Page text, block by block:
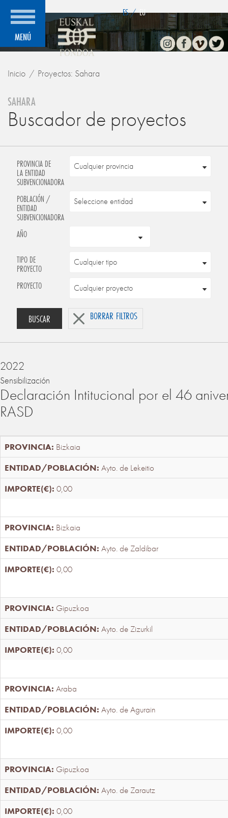
MENÚ
ES / EU
InstagramFacebook
Vimeo
Inicio Proyectos: Sahara
SAHARA
Buscador de proyectos
PROVINCIA DE
LA ENTIDAD
SUBVENCIONADORA
POBLACIÓN /
ENTIDAD
SUBVENCIONADORA
AÑO
TIPO DE
PROYECTO
PROYECTO
BUSCAR BORRAR FILTROS
2022
Sensibilización
Declaración Intitucional por el 46
RASD
Bizkaia
Ayto. de Lekeitio
0,00
Bizkaia
Ayto. de Zaldibar
0,00
Gipuzkoa
Ayto. de Zizurkil
0,00
Araba
Ayto. de Agurain
0,00
Gipuzkoa
Ayto. de Zarautz
0,00